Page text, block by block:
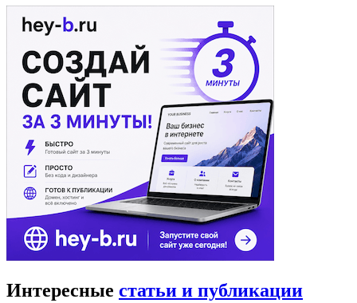
Интересные статьи и публикации